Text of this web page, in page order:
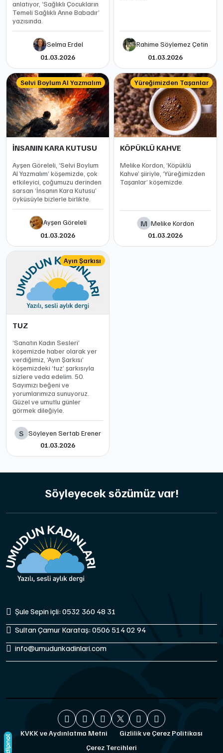
anlatıyor, ‘Sağlıklı Çocukların
Temeli Sağlıklı Anne Babadır’
yazısında.
Selma Erdel
01.03.2026
Rahime Söylemez Çetin
01.03.2026
Selvi Boylum Al Yazmalım
İNSANIN KARA KUTUSU
Ayşen Göreleli, ‘Selvi Boylum
Al Yazmalım’ köşemizde, çok
etkileyici, çoğumuzu derinden
sarsan ‘İnsanın Kara Kutusu’
öyküsüyle bizlerle birlikte.
Ayşen Göreleli
01.03.2026
Yüreğimizden Taşanlar
KÖPÜKLÜ KAHVE
Melike Kordon, ‘Köpüklü
Kahve’ şiiriyle, ‘Yüreğimizden
Taşanlar’ köşemizde.
M Melike Kordon
01.03.2026
Ayın Şarkısı
TUZ
‘Sanatın Kadın Sesleri’
köşemizde haber olarak yer
verdiğimiz, ‘Ayın Şarkısı’
köşemizdeki ‘tuz’ şarkısıyla
sizlere veda edelim. 50.
Sayımızı beğeni ve
yorumlarımıza sunuyoruz.
Güzel ve umutlu günler
görmek dileğiyle.
S Söyleyen Sertab Erener
01.03.2026
Söyleyecek sözümüz var!
Şule Sepin içli: 0532 360 48 31
Sultan Çamur Karataş: 0506 514 02 94
info@umudunkadinlari.com
KVKK ve Aydınlatma Metni
Gizlilik ve Çerez Politikası
Çerez Tercihleri